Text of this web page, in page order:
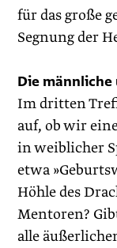
für das große
Segnung der
Die
Im dritten
auf, ob wir
in weiblicher
etwa
Höhle des
Mentoren?
alle